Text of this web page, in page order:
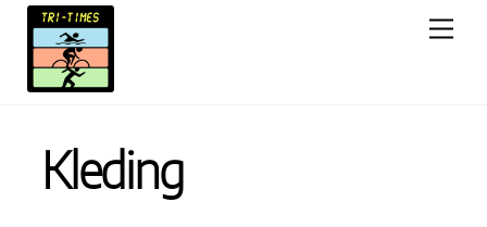
Skip
content
Kleding